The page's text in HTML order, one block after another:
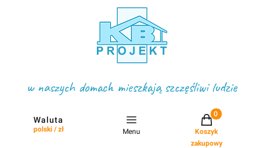
w naszych domach mieszkają szczęśliwi ludzie
Waluta
polski / zł Menu
Projekty w
Koszyk
zakupowy